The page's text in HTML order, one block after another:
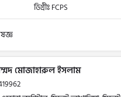
ডিগ্রীঃ FCPS
মোজাহারুল ইসলাম